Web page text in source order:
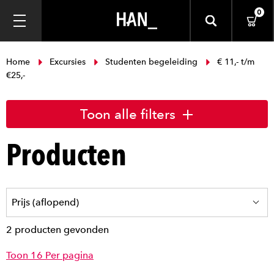
0
Home Excursies Studenten begeleiding
€ 11,- t/m
€25,-
Toon alle filters
Producten
2 producten gevonden
Toon 16 Per pagina